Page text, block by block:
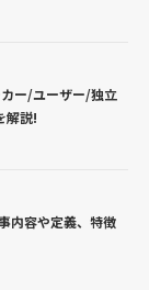
ー/ユーザー/独立
解説!
内容や定義、特徴